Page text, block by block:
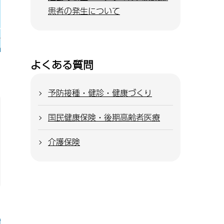
患者の発生について
よくある質問
予防接種・健診・健康づくり
国民健康保険・後期高齢者医療
介護保険